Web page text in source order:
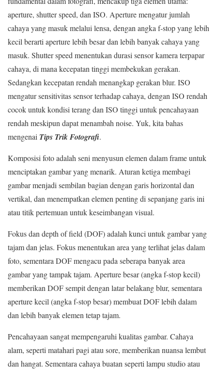
aperture, shutter speed, dan ISO. Aperture mengatur jumlah
cahaya yang masuk melalui lensa, dengan angka f-stop yang lebih
kecil berarti aperture lebih besar dan lebih banyak cahaya yang
masuk. Shutter speed menentukan durasi sensor kamera terpapar
cahaya, di mana kecepatan tinggi membekukan gerakan.
Sedangkan kecepatan rendah menangkap gerakan blur. ISO
mengatur sensitivitas sensor terhadap cahaya, dengan ISO rendah
cocok untuk kondisi terang dan ISO tinggi untuk pencahayaan
rendah meskipun dapat menambah noise. Yuk, kita bahas
mengenai Tips Trik Fotografi.
Komposisi foto adalah seni menyusun elemen dalam frame untuk
menciptakan gambar yang menarik. Aturan ketiga membagi
gambar menjadi sembilan bagian dengan garis horizontal dan
vertikal, dan menempatkan elemen penting di sepanjang garis ini
atau titik pertemuan untuk keseimbangan visual.
Fokus dan depth of field (DOF) adalah kunci untuk gambar yang
tajam dan jelas. Fokus menentukan area yang terlihat jelas dalam
foto, sementara DOF mengacu pada seberapa banyak area
gambar yang tampak tajam. Aperture besar (angka f-stop kecil)
memberikan DOF sempit dengan latar belakang blur, sementara
aperture kecil (angka f-stop besar) membuat DOF lebih dalam
dan lebih banyak elemen tetap tajam.
Pencahayaan sangat mempengaruhi kualitas gambar. Cahaya
alam, seperti matahari pagi atau sore, memberikan nuansa lembut
dan hangat. Sementara cahaya buatan seperti lampu studio atau